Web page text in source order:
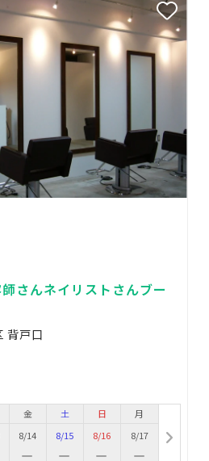
さんネイリストさんブー
背戸口
金
8/14
土
8/15
日
8/16
月
8/17